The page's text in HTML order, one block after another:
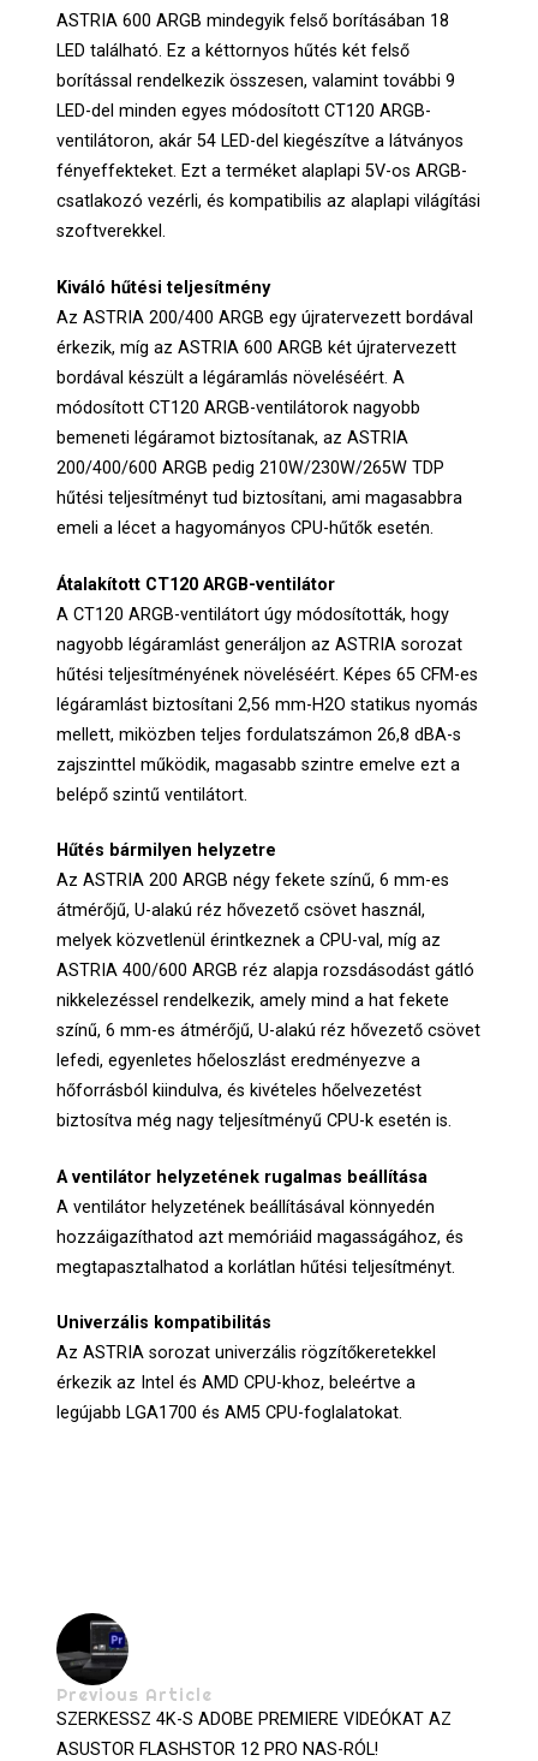
ASTRIA 600 ARGB mindegyik felső borításában 18
LED található. Ez a kéttornyos hűtés két felső
borítással rendelkezik összesen, valamint további 9
LED-del minden egyes módosított CT120 ARGB-
ventilátoron, akár 54 LED-del kiegészítve a látványos
fényeffekteket. Ezt a terméket alaplapi 5V-os ARGB-
csatlakozó vezérli, és kompatibilis az alaplapi világítási
szoftverekkel.
Kiváló hűtési teljesítmény
Az ASTRIA 200/400 ARGB egy újratervezett bordával
érkezik, míg az ASTRIA 600 ARGB két újratervezett
bordával készült a légáramlás növeléséért. A
módosított CT120 ARGB-ventilátorok nagyobb
bemeneti légáramot biztosítanak, az ASTRIA
200/400/600 ARGB pedig 210W/230W/265W TDP
hűtési teljesítményt tud biztosítani, ami magasabbra
emeli a lécet a hagyományos CPU-hűtők esetén.
Átalakított CT120 ARGB-ventilátor
A CT120 ARGB-ventilátort úgy módosították, hogy
nagyobb légáramlást generáljon az ASTRIA sorozat
hűtési teljesítményének növeléséért. Képes 65 CFM-es
légáramlást biztosítani 2,56 mm-H2O statikus nyomás
mellett, miközben teljes fordulatszámon 26,8 dBA-s
zajszinttel működik, magasabb szintre emelve ezt a
belépő szintű ventilátort.
Hűtés bármilyen helyzetre
Az ASTRIA 200 ARGB négy fekete színű, 6 mm-es
átmérőjű, U-alakú réz hővezető csövet használ,
melyek közvetlenül érintkeznek a CPU-val, míg az
ASTRIA 400/600 ARGB réz alapja rozsdásodást gátló
nikkelezéssel rendelkezik, amely mind a hat fekete
színű, 6 mm-es átmérőjű, U-alakú réz hővezető csövet
lefedi, egyenletes hőeloszlást eredményezve a
hőforrásból kiindulva, és kivételes hőelvezetést
biztosítva még nagy teljesítményű CPU-k esetén is.
A ventilátor helyzetének rugalmas beállítása
A ventilátor helyzetének beállításával könnyedén
hozzáigazíthatod azt memóriáid magasságához, és
megtapasztalhatod a korlátlan hűtési teljesítményt.
Univerzális kompatibilitás
Az ASTRIA sorozat univerzális rögzítőkeretekkel
érkezik az Intel és AMD CPU-khoz, beleértve a
legújabb LGA1700 és AM5 CPU-foglalatokat.
Previous Article
SZERKESSZ 4K-S ADOBE PREMIERE VIDEÓKAT AZ
ASUSTOR FLASHSTOR 12 PRO NAS-RÓL!